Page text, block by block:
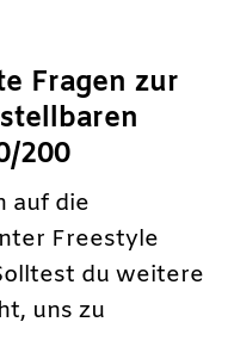
Fragen zur
200
auf die
Freestyle
du weitere
uns zu